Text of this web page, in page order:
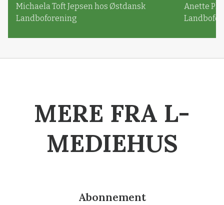
Michaela Toft Jepsen hos Østdansk
Landboforening
Anette
MERE FRA L-
MEDIEHUS
Abonnement